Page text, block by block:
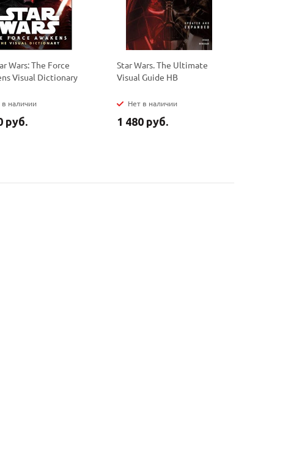
Wars: The Force
Visual Dictionary
в наличии
руб.
Star Wars. The Ultimate
Visual Guide HB
Нет в наличии
1 480 руб.